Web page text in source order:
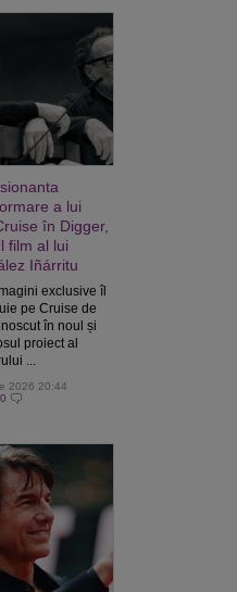
a lui
în Digger,
film al lui
Iñárritu
exclusive îl
pe Cruise de
în noul și
proiect al
...
2026 20:44
0